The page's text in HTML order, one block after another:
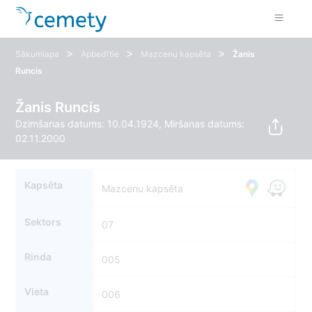
Sākumlapa > Apbedītie > Mazcenu kapsēta >
Žanis
Runcis
Žanis Runcis
Dzimšanas datums: 10.04.1924, Miršanas datums:
02.11.2000
Kapsēta Mazcenu kapsēta
Sektors 07
Rinda 005
Vieta 006